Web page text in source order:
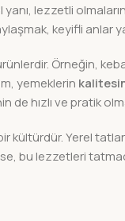
lezzetli
keyifli anlar
Örneğin,
yemeklerin
hızlı ve pratik
kültürdür. Yerel
bu lezzetleri